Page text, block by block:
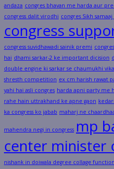
andaza congres bhavan me harda aur
congress dalit virodhi congres Sikh
congress
congress suvidhawadi sainik premi
hai dhami sarkar-2 ke important dicision
double engine ki sarkar se chaumukhi
shresth competition ex cm harish rawat
yahi hai asli congres harda apni party me
rahe hain uttrakhand ke apne gaon
ka congress ko jabab maharj ne
mahendra negi in congress mp
center minister
nishank in doiwala degree collage function